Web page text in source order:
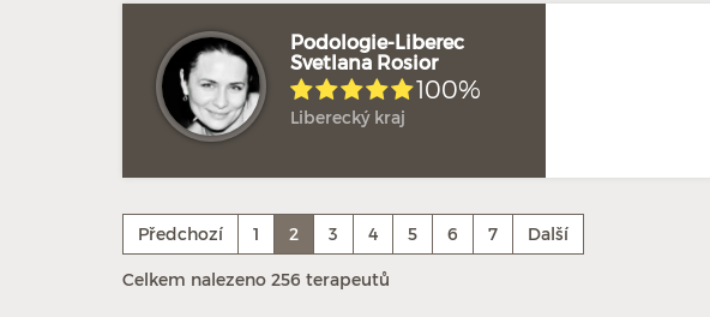
Podologie-Liberec
Svetlana Rosior
100%
Liberecký kraj
Předchozí 1 2 3 4 5 6 7 Další
Celkem nalezeno 256 terapeutů